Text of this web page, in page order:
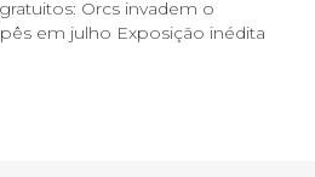
Orcs invadem o
em julho Exposição inédita